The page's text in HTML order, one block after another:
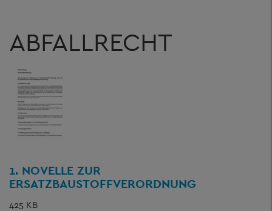
ABFALLRECHT
1. NOVELLE ZUR
ERSATZBAUSTOFFVERORDNUNG
425 KB